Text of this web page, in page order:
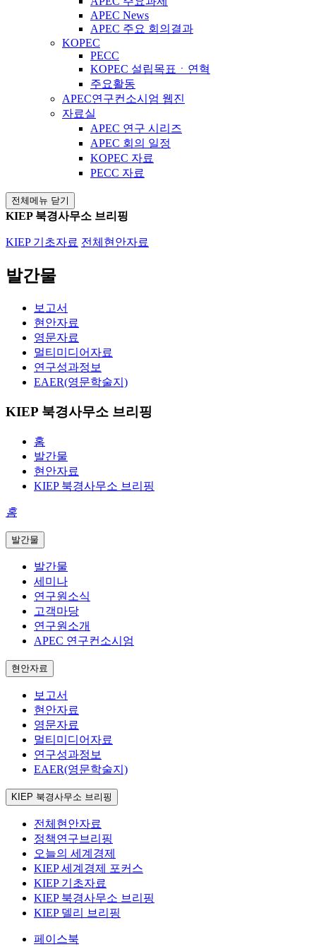
APEC News
APEC 주요 회의결과
KOPEC
PECC
KOPEC 설립목표ㆍ연혁
주요활동
APEC연구컨소시엄 웹진
자료실
APEC 연구 시리즈
APEC 회의 일정
KOPEC 자료
PECC 자료
전체메뉴 닫기
KIEP 북경사무소 브리핑
KIEP 기초자료 전체현안자료
발간물
보고서
현안자료
영문자료
멀티미디어자료
연구성과정보
EAER(영문학술지)
KIEP 북경사무소 브리핑
홈
발간물
현안자료
KIEP 북경사무소 브리핑
홈
발간물
발간물
세미나
연구원소식
고객마당
연구원소개
APEC 연구컨소시엄
현안자료
보고서
현안자료
영문자료
멀티미디어자료
연구성과정보
EAER(영문학술지)
KIEP 북경사무소 브리핑
전체현안자료
정책연구브리핑
오늘의 세계경제
KIEP 세계경제 포커스
KIEP 기초자료
KIEP 북경사무소 브리핑
KIEP 델리 브리핑
페이스북